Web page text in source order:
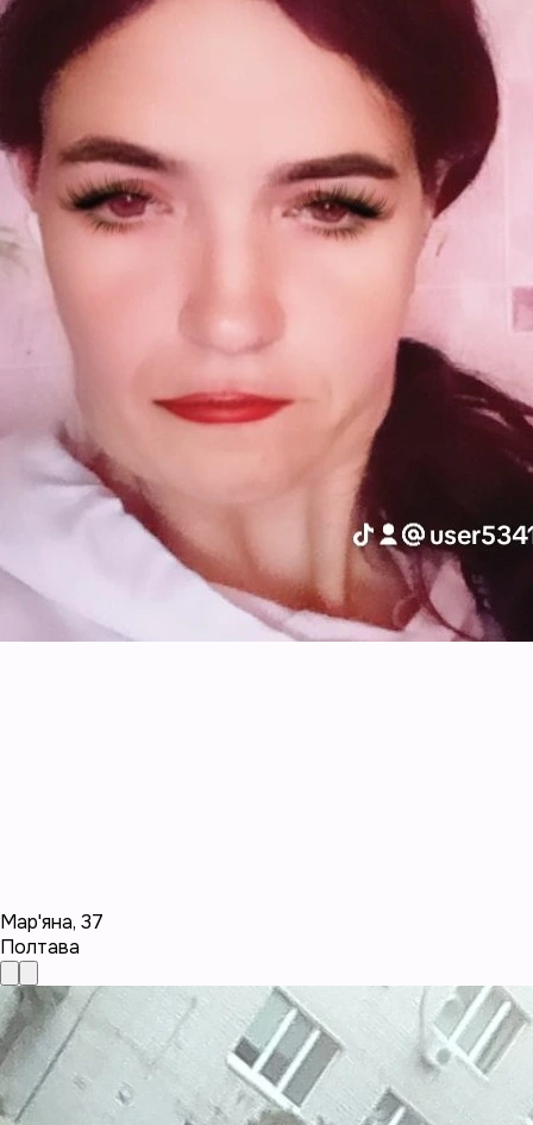
Мар'яна, 37
Полтава